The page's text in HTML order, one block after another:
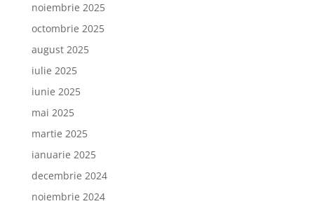
noiembrie 2025
octombrie 2025
august 2025
iulie 2025
iunie 2025
mai 2025
martie 2025
ianuarie 2025
decembrie 2024
noiembrie 2024